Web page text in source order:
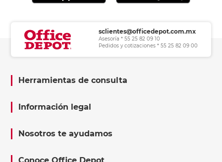
sclientes@officedepot.com.mx
Asesoría * 55 25 82 09 10
Pedidos y cotizaciones * 55 25 82 09 00
Herramientas de consulta
Información legal
Nosotros te ayudamos